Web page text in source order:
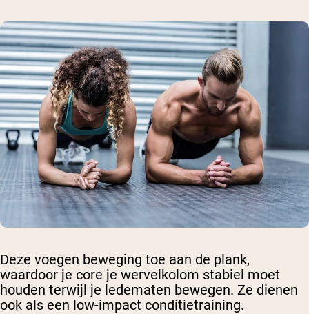
Deze voegen beweging toe aan de plank,
waardoor je core je wervelkolom stabiel moet
houden terwijl je ledematen bewegen. Ze dienen
ook als een low-impact conditietraining.